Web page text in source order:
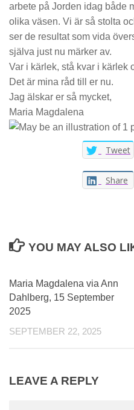
arbete på Jorden idag både
olika väsen. Vi är så stolta
ser de resultat som vida
själva just nu märker av.
Var i kärlek, stå kvar i kärlek
Det är mina råd till er nu.
Jag älskar er så mycket,
Maria Magdalena
Tweet
Share
YOU MAY ALSO
Maria Magdalena via Ann
Dahlberg, 15 September
2025
SEPTEMBER 22, 2025
LEAVE A REPLY